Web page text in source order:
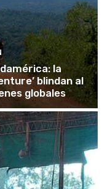
la
blindan al
globales